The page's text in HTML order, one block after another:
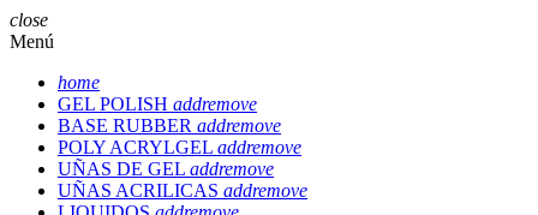
close
Menú
home
GEL POLISH addremove
BASE RUBBER addremove
POLY ACRYLGEL addremove
UÑAS DE GEL addremove
UÑAS ACRILICAS addremove